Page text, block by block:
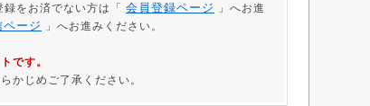
録をお済でない方は「 会員登録ページ
」へお進
ージ 」へお進みください。
です。
かじめご了承ください。